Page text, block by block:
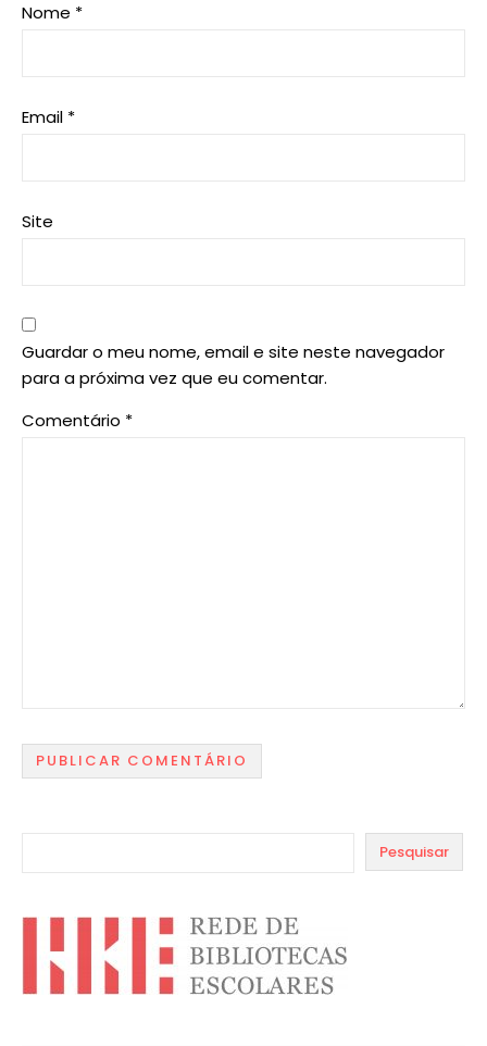
Nome *
Email *
Site
Guardar o meu nome, email e site neste navegador
para a próxima vez que eu comentar.
Comentário *
Pesquisar